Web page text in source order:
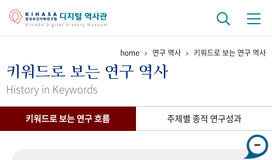
걸어온 길 기관 변천사 역대 기관장
연구 역사
home 연구 역사 키워드로 보는 연구 역사
키워드로 보는 연구 역사
History in Keywords
키워드로 보는 연구 흐름 주제별 종적 연구성과